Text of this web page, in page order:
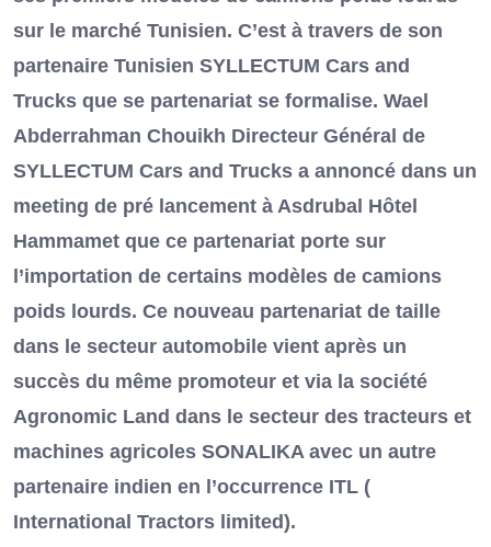
sur le marché Tunisien. C’est à travers de son
partenaire Tunisien SYLLECTUM Cars and
Trucks que se partenariat se formalise. Wael
Abderrahman Chouikh Directeur Général de
SYLLECTUM Cars and Trucks a annoncé dans un
meeting de pré lancement à Asdrubal Hôtel
Hammamet que ce partenariat porte sur
l’importation de certains modèles de camions
poids lourds. Ce nouveau partenariat de taille
dans le secteur automobile vient après un
succès du même promoteur et via la société
Agronomic Land dans le secteur des tracteurs et
machines agricoles SONALIKA avec un autre
partenaire indien en l’occurrence ITL (
International Tractors limited).